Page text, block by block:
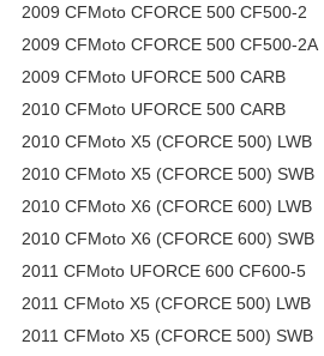
2009 CFMoto CFORCE 500 CF500-2
2009 CFMoto CFORCE 500 CF500-2A
2009 CFMoto UFORCE 500 CARB
2010 CFMoto UFORCE 500 CARB
2010 CFMoto X5 (CFORCE 500) LWB
2010 CFMoto X5 (CFORCE 500) SWB
2010 CFMoto X6 (CFORCE 600) LWB
2010 CFMoto X6 (CFORCE 600) SWB
2011 CFMoto UFORCE 600 CF600-5
2011 CFMoto X5 (CFORCE 500) LWB
2011 CFMoto X5 (CFORCE 500) SWB